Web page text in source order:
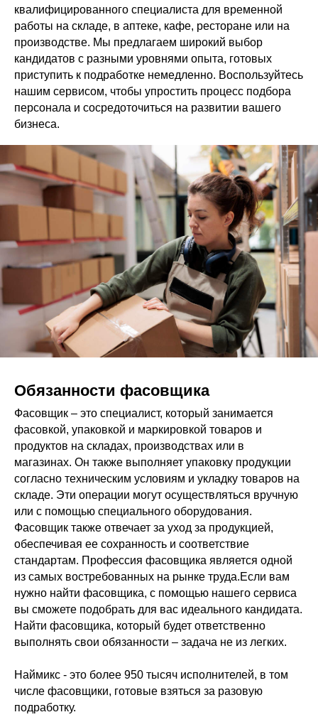
квалифицированного специалиста для временной
работы на складе, в аптеке, кафе, ресторане или на
производстве. Мы предлагаем широкий выбор
кандидатов с разными уровнями опыта, готовых
приступить к подработке немедленно. Воспользуйтесь
нашим сервисом, чтобы упростить процесс подбора
персонала и сосредоточиться на развитии вашего
бизнеса.
Обязанности фасовщика
Фасовщик – это специалист, который занимается
фасовкой, упаковкой и маркировкой товаров и
продуктов на складах, производствах или в
магазинах. Он также выполняет упаковку продукции
согласно техническим условиям и укладку товаров на
складе. Эти операции могут осуществляться вручную
или с помощью специального оборудования.
Фасовщик также отвечает за уход за продукцией,
обеспечивая ее сохранность и соответствие
стандартам. Профессия фасовщика является одной
из самых востребованных на рынке труда.Если вам
нужно найти фасовщика, с помощью нашего сервиса
вы сможете подобрать для вас идеального кандидата.
Найти фасовщика, который будет ответственно
выполнять свои обязанности – задача не из легких.
Наймикс - это более 950 тысяч исполнителей, в том
числе фасовщики, готовые взяться за разовую
подработку.